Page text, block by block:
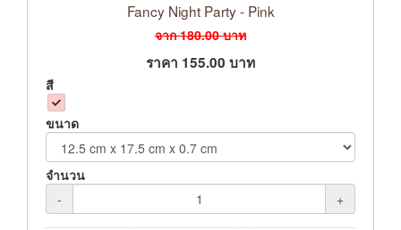
Fancy Night Party - Pink
จาก180.00บาท
ราคา 155.00 บาท
สี
ขนาด
จำนวน
-
+